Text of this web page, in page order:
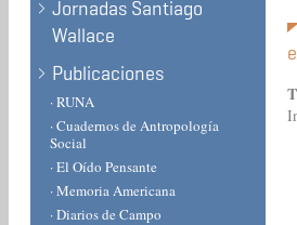
Jornadas Santiago
Wallace
Publicaciones
· RUNA
· Cuadernos de Antropología
Social
· El Oído Pensante
· Memoria Americana
· Diarios de Campo